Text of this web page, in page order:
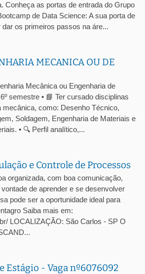
Conheça as portas de entrada do Grupo
de Data Science: A sua porta de
os primeiros passos na áre...
MECANICA OU DE
Mecânica ou Engenharia de
semestre • 📘 Ter cursado disciplinas
mecânica, como: Desenho Técnico,
Soldagem, Engenharia de Materiais e
• 🔍 Perfil analítico,...
e Controle de Processos
organizada, com boa comunicação,
de aprender e se desenvolver
pode ser a oportunidade ideal para
Saiba mais em:
LOCALIZAÇÃO: São Carlos - SP O
Estágio - Vaga nº6076092